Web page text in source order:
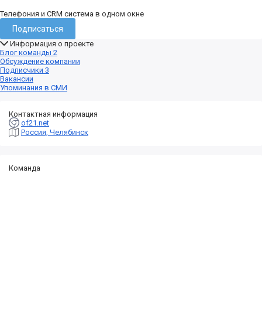
Телефония и CRM система в одном окне
Подписаться
Информация о проекте
Блог команды 2
Обсуждение компании
Подписчики 3
Вакансии
Упоминания в СМИ
Контактная информация
of21.net
Россия, Челябинск
Команда